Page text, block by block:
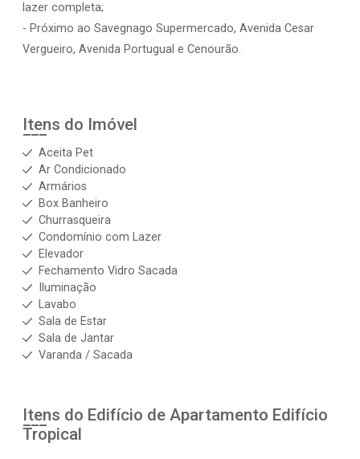
lazer completa;
- Próximo ao Savegnago Supermercado, Avenida Cesar
Vergueiro, Avenida Portugual e Cenourão.
Itens do Imóvel
Aceita Pet
Ar Condicionado
Armários
Box Banheiro
Churrasqueira
Condomínio com Lazer
Elevador
Fechamento Vidro Sacada
Iluminação
Lavabo
Sala de Estar
Sala de Jantar
Varanda / Sacada
Itens do Edifício de Apartamento Edifício
Tropical